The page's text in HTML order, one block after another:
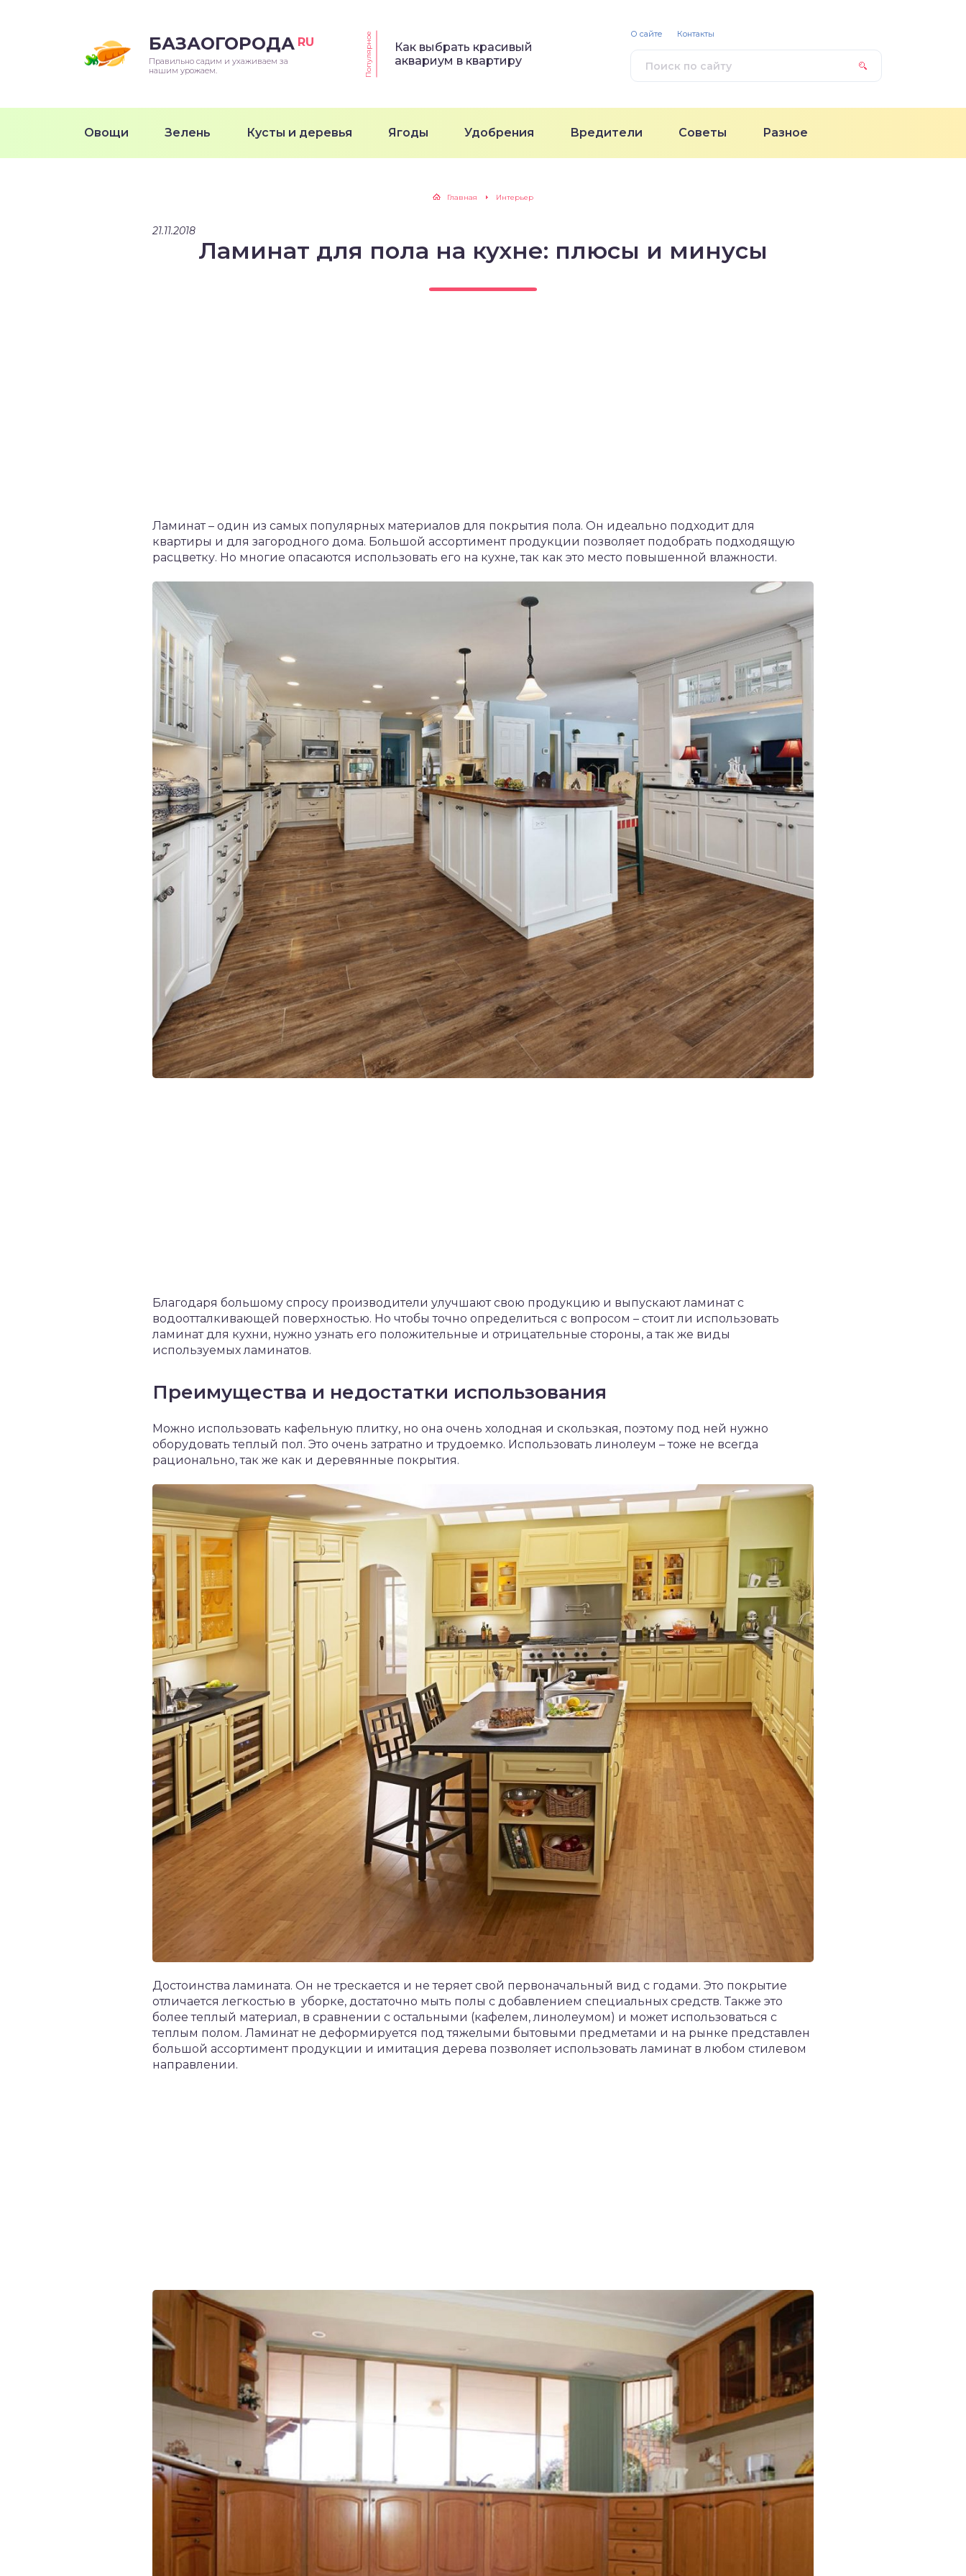
БАЗАОГОРОДА RU
Правильно садим и ухаживаем за
нашим урожаем.
Популярное
Как выбрать красивый
аквариум в квартиру
Овощи Зелень Кусты и деревья Ягоды Удобрения Вредители Советы Разное
О сайте Контакты
Главная Интерьер
21.11.2018
Ламинат для пола на кухне: плюсы и минусы
Ламинат – один из самых популярных материалов для покрытия пола. Он идеально подходит для
квартиры и для загородного дома. Большой ассортимент продукции позволяет подобрать подходящую
расцветку. Но многие опасаются использовать его на кухне, так как это место повышенной влажности.
Благодаря большому спросу производители улучшают свою продукцию и выпускают ламинат с
водоотталкивающей поверхностью. Но чтобы точно определиться с вопросом – стоит ли использовать
ламинат для кухни, нужно узнать его положительные и отрицательные стороны, а так же виды
используемых ламинатов.
Преимущества и недостатки использования
Можно использовать кафельную плитку, но она очень холодная и скользкая, поэтому под ней нужно
оборудовать теплый пол. Это очень затратно и трудоемко. Использовать линолеум – тоже не всегда
рационально, так же как и деревянные покрытия.
Достоинства ламината. Он не трескается и не теряет свой первоначальный вид с годами. Это покрытие
отличается легкостью в уборке, достаточно мыть полы с добавлением специальных средств. Также это
более теплый материал, в сравнении с остальными (кафелем, линолеумом) и может использоваться с
теплым полом. Ламинат не деформируется под тяжелыми бытовыми предметами и на рынке представлен
большой ассортимент продукции и имитация дерева позволяет использовать ламинат в любом стилевом
направлении.